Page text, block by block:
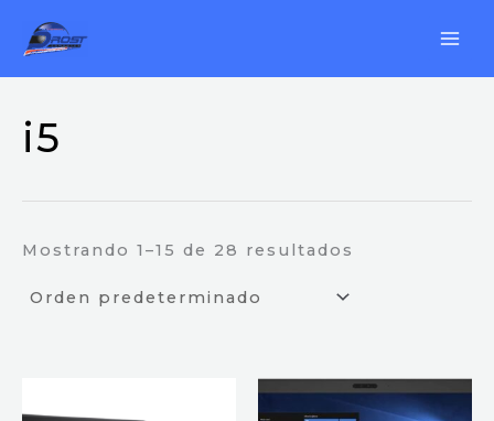
contenido
i5
Mostrando 1–15 de 28 resultados